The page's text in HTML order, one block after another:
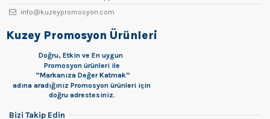
info@kuzeypromosyon.com
Kuzey Promosyon Ürünleri
Doğru, Etkin ve En uygun
Promosyon ürünleri ile
“Markanıza Değer Katmak”
adına aradığınız Promosyon ürünleri için
doğru adrestesiniz.
Bizi Takip Edin